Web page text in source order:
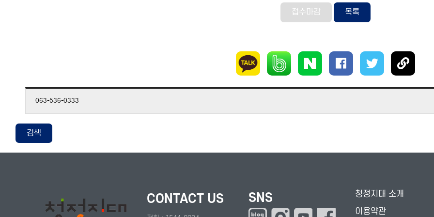
접수마감 목록
063-536-0333
검색
CONTACT US SNS
청정지대 소개
이용약관